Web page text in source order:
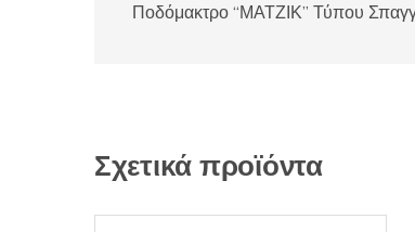
Ποδόμακτρο “ΜΑΤΖΙΚ” Τύπου
Σχετικά προϊόντα